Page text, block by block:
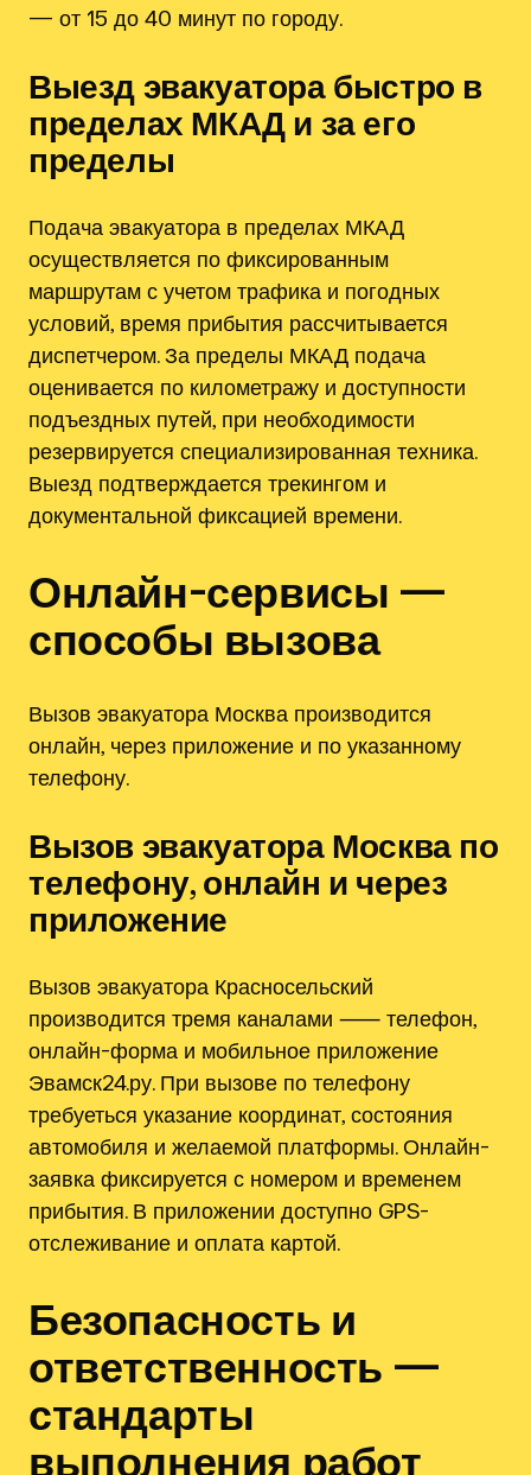
— от 15 до 40 минут по городу.
Выезд эвакуатора быстро в
пределах МКАД и за его
пределы
Подача эвакуатора в пределах МКАД
осуществляется по фиксированным
маршрутам с учетом трафика и погодных
условий, время прибытия рассчитывается
диспетчером. За пределы МКАД подача
оценивается по километражу и доступности
подъездных путей, при необходимости
резервируется специализированная техника.
Выезд подтверждается трекингом и
документальной фиксацией времени.
Онлайн-сервисы —
способы вызова
Вызов эвакуатора Москва производится
онлайн, через приложение и по указанному
телефону.
Вызов эвакуатора Москва по
телефону, онлайн и через
приложение
Вызов эвакуатора Красносельский
производится тремя каналами ⸺ телефон,
онлайн-форма и мобильное приложение
Эвамск24.ру. При вызове по телефону
требуеться указание координат, состояния
автомобиля и желаемой платформы. Онлайн-
заявка фиксируется с номером и временем
прибытия. В приложении доступно GPS-
отслеживание и оплата картой.
Безопасность и
ответственность —
стандарты
выполнения работ